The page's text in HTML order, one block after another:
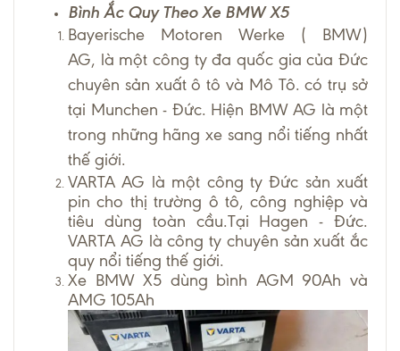
Bình Ắc Quy Theo Xe BMW X5
Bayerische Motoren Werke ( BMW)
AG, là một công ty đa quốc gia của Đức
chuyên sản xuất ô tô và Mô Tô. có trụ sở
tại Munchen - Đức. Hiện BMW AG là một
trong những hãng xe sang nổi tiếng nhất
thế giới.
VARTA AG là một công ty Đức sản xuất
pin cho thị trường ô tô, công nghiệp và
tiêu dùng toàn cầu.Tại Hagen - Đức.
VARTA AG là công ty chuyên sản xuất ắc
quy nổi tiếng thế giới.
Xe BMW X5 dùng bình AGM 90Ah và
AMG 105Ah